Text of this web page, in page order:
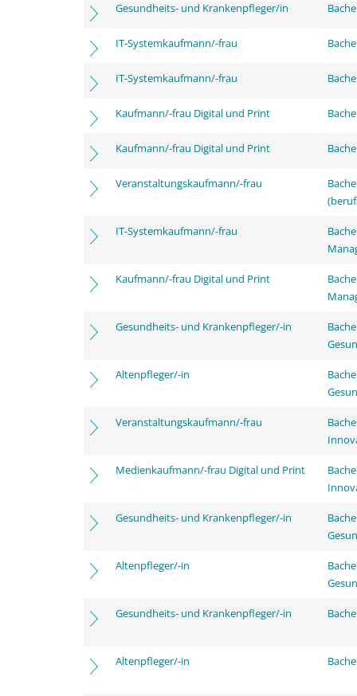
Gesundheits- und Krankenpfleger/in
IT-Systemkaufmann/-frau
IT-Systemkaufmann/-frau
Kaufmann/-frau Digital und Print
Kaufmann/-frau Digital und Print
Veranstaltungskaufmann/-frau
IT-Systemkaufmann/-frau
Kaufmann/-frau Digital und Print
Gesundheits- und Krankenpfleger/-in
Altenpfleger/-in
Veranstaltungskaufmann/-frau
Medienkaufmann/-frau Digital und Print
Gesundheits- und Krankenpfleger/-in
Altenpfleger/-in
Gesundheits- und Krankenpfleger/-in
Altenpfleger/-in